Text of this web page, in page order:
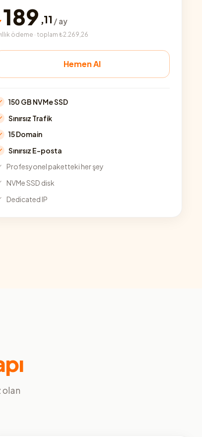
189 ,11 / ay
ödeme · toplam ₺2.269,26
Hemen Al
150 GB NVMe SSD
Sınırsız Trafik
15 Domain
Sınırsız E-posta
Profesyonel paketteki her şey
NVMe SSD disk
Dedicated IP
olan